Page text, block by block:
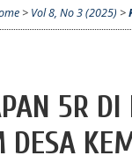
> Vol 8, No 3 (2025) >
5R
DESA